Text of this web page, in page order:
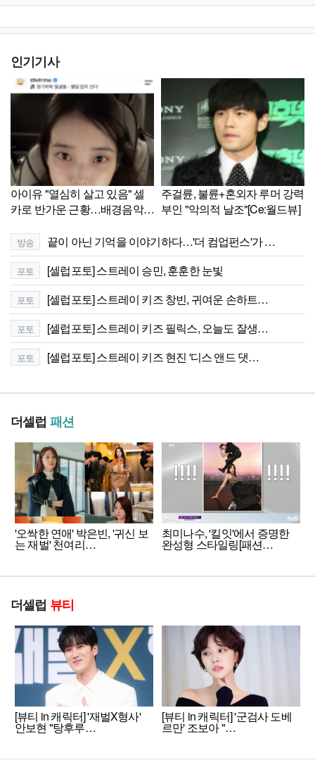
인기기사
아이유 "열심히 살고 있음" 셀
카로 반가운 근황…배경음악
주걸륜, 불륜+혼외자 루머 강력
부인 "악의적 날조"[Ce:월드뷰]
방송 끝이 아닌 기억을 이야기하다…'더 컴업펀스'가 …
포토 [셀럽포토] 스트레이 승민, 훈훈한 눈빛
포토 [셀럽포토] 스트레이 키즈 창빈, 귀여운 손하트…
포토 [셀럽포토] 스트레이 키즈 필릭스, 오늘도 잘생…
포토 [셀럽포토] 스트레이 키즈 현진 '디스 앤드 댓…
더셀럽 패션
'오싹한 연애' 박은빈, '귀신 보
는 재벌' 천여리…
최미나수, '킬잇'에서 증명한
완성형 스타일링[패션…
더셀럽 뷰티
[뷰티 in 캐릭터] '재벌X형사'
안보현 "탕후루…
[뷰티 in 캐릭터] '군검사 도베
르만' 조보아 "…